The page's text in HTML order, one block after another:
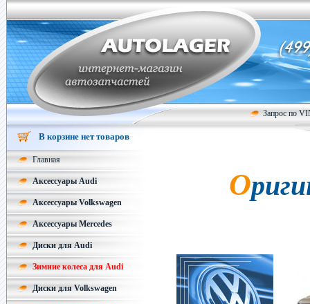
Запрос по
В корзине нет товаров
Главная
Аксессуары Audi
Аксессуары Volkswagen
Аксессуары Mercedes
Диски для Audi
Зимние колеса для Audi
Диски для Volkswagen
О